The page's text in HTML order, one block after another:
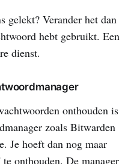
gelekt? Verander het dan
hebt gebruikt. Een
dienst.
onthouden is
zoals Bitwarden
Je hoeft dan nog maar
onthouden. De manager